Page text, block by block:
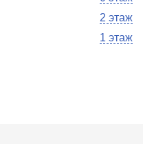
2 этаж
1 этаж